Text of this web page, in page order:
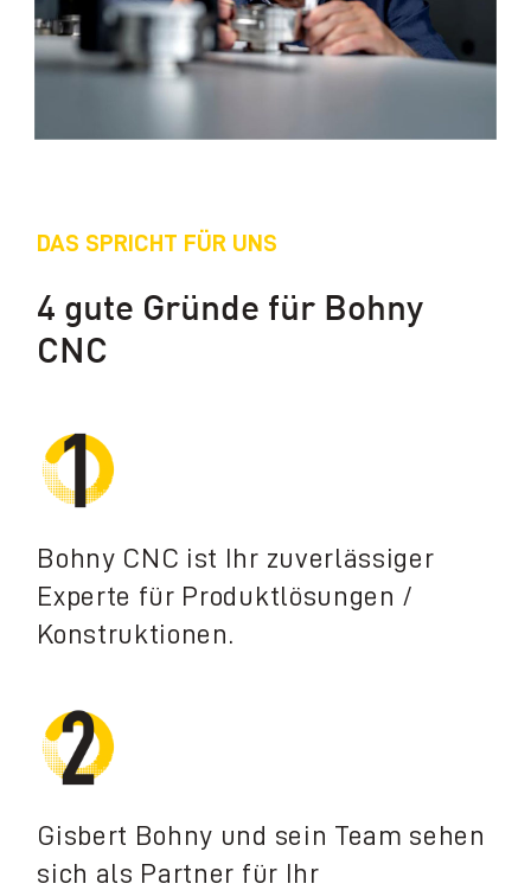
DAS SPRICHT FÜR UNS
4 gute Gründe für Bohny
CNC
Bohny CNC ist Ihr zuverlässiger
Experte für Produktlösungen /
Konstruktionen.
Gisbert Bohny und sein Team sehen
sich als Partner für Ihr